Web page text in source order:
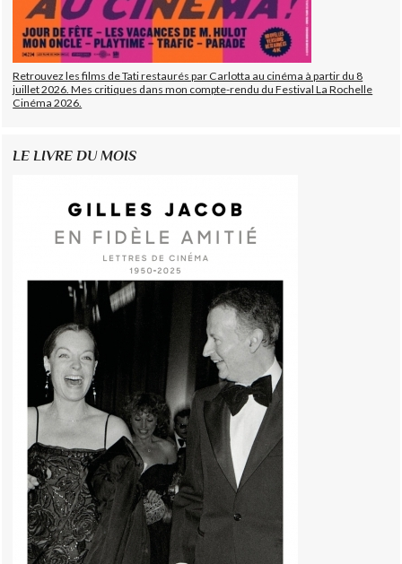
Retrouvez les films de Tati restaurés par Carlotta au cinéma à partir du 8
juillet 2026. Mes critiques dans mon compte-rendu du Festival La Rochelle
Cinéma 2026.
LE LIVRE DU MOIS